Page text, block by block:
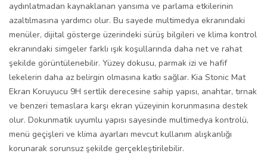
aydınlatmadan kaynaklanan yansıma ve parlama etkilerinin
azaltılmasına yardımcı olur. Bu sayede multimedya ekranındaki
menüler, dijital gösterge üzerindeki sürüş bilgileri ve klima kontrol
ekranındaki simgeler farklı ışık koşullarında daha net ve rahat
şekilde görüntülenebilir. Yüzey dokusu, parmak izi ve hafif
lekelerin daha az belirgin olmasına katkı sağlar. Kia Stonic Mat
Ekran Koruyucu 9H sertlik derecesine sahip yapısı, anahtar, tırnak
ve benzeri temaslara karşı ekran yüzeyinin korunmasına destek
olur. Dokunmatik uyumlu yapısı sayesinde multimedya kontrolü,
menü geçişleri ve klima ayarları mevcut kullanım alışkanlığı
korunarak sorunsuz şekilde gerçekleştirilebilir.